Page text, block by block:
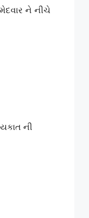
ને નીચે
ની